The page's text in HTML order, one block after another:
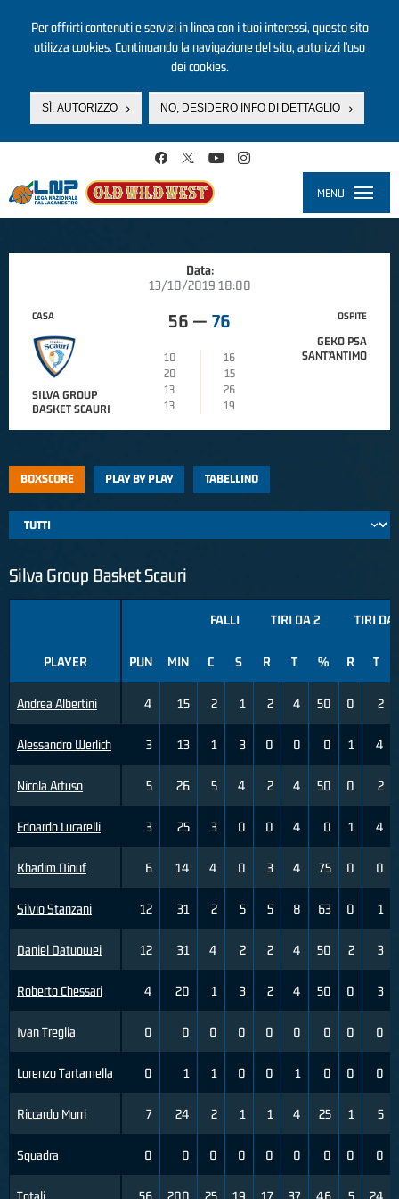
Per offrirti contenuti e servizi in linea con i tuoi interessi, questo sito
utilizza cookies. Continuando la navigazione del sito, autorizzi l’uso
dei cookies.
SÌ, AUTORIZZO NO, DESIDERO INFO DI DETTAGLIO
MENU
Data:
13/10/2019 18:00
CASA
SILVA GROUP
BASKET SCAURI
56 — 76
10
16
20
15
13
26
13
19
OSPITE
GEKO PSA
SANT’ANTIMO
BOXSCORE PLAY BY PLAY TABELLINO
Silva Group Basket Scauri
PLAYER
Andrea Albertini
Alessandro Werlich
Nicola Artuso
Edoardo Lucarelli
Khadim Diouf
Silvio Stanzani
Daniel Datuowei
Roberto Chessari
Ivan Treglia
Lorenzo Tartamella
Riccardo Murri
Squadra
FALLI TIRI DA 2 TIRI DA
PUN MIN C S R T % R T
4 15 2 1 2 4 50 0 2
3 13 1 3 0 0 0 1 4
5 26 5 4 2 4 50 0 2
3 25 3 0 0 4 0 1 4
6 14 4 0 3 4 75 0 0
12 31 2 5 5 8 63 0 1
12 31 4 2 2 4 50 2 3
4 20 1 3 2 4 50 0 3
0 0 0 0 0 0 0 0 0
0 1 1 0 0 1 0 0 0
7 24 2 1 1 4 25 1 5
0 0 0 0 0 0 0 0 0